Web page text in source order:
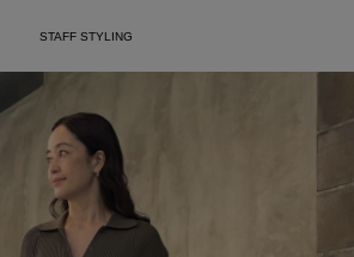
STAFF STYLING